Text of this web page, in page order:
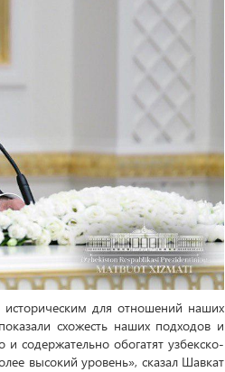
историческим для отношений наших
схожесть наших подходов и
содержательно обогатят узбекско-
высокий уровень», сказал Шавкат